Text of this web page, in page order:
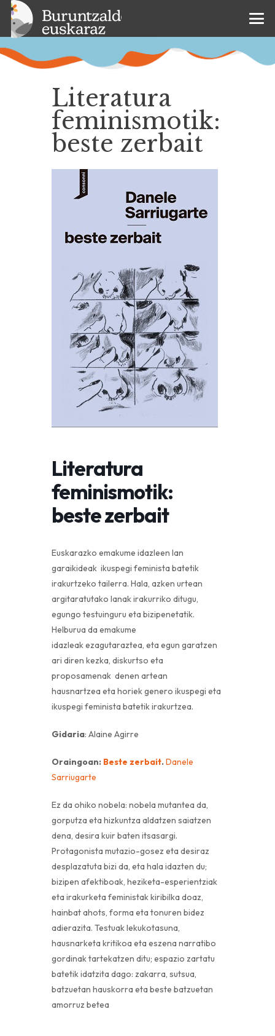
Literatura
feminismotik:
beste zerbait
Literatura
feminismotik:
beste zerbait
Euskarazko emakume idazleen lan
garaikideak ikuspegi feminista batetik
irakurtzeko tailerra. Hala, azken urtean
argitaratutako lanak irakurriko ditugu,
egungo testuinguru eta bizipenetatik.
Helburua da emakume
idazleak ezagutaraztea, eta egun garatzen
ari diren kezka, diskurtso eta
proposamenak denen artean
hausnartzea eta horiek genero ikuspegi eta
ikuspegi feminista batetik irakurtzea.
Gidaria: Alaine Agirre
Oraingoan: Beste zerbait.Danele
Sarriugarte
Ez da ohiko nobela: nobela mutantea da,
gorputza eta hizkuntza aldatzen saiatzen
dena, desira kuir baten itsasargi.
Protagonista mutazio-gosez eta desiraz
desplazatuta bizi da, eta hala idazten du;
bizipen afektiboak, heziketa-esperientziak
eta irakurketa feministak kiribilka doaz,
hainbat ahots, forma eta tonuren bidez
adierazita. Testuak lekukotasuna,
hausnarketa kritikoa eta eszena narratibo
gordinak tartekatzen ditu; espazio zartatu
batetik idatzita dago: zakarra, sutsua,
batzuetan hauskorra eta beste batzuetan
amorruz betea